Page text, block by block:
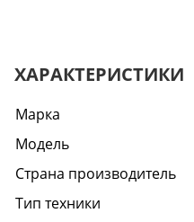
ХАРАКТЕРИСТИКИ
Марка
Модель
Страна производитель
Тип техники